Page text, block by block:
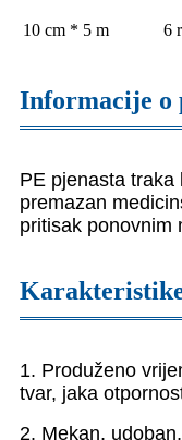
10 cm * 5 m 6
Informacije o
PE pjenasta
premazan
pritisak ponovnim
1. Produženo
tvar, jaka
2. Mekan,